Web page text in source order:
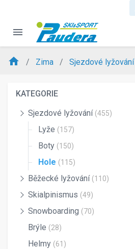
menu
home Zima Sjezdové lyžování
KATEGORIE
Sjezdové lyžování (455)
Lyže (157)
Boty (150)
Hole (115)
Běžecké lyžování (110)
Skialpinismus (49)
Snowboarding (70)
Brýle (28)
Helmy (61)